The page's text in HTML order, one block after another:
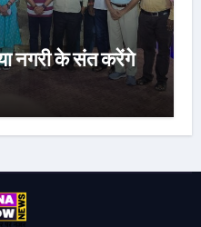
नगरी के संत करेंगे